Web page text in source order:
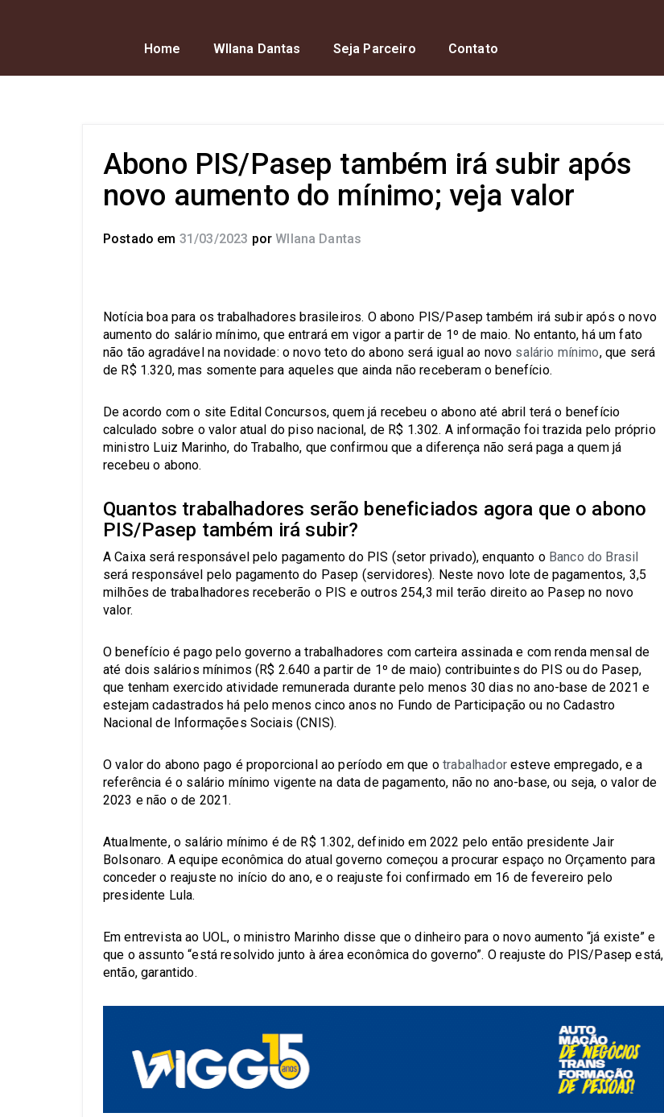
Home Wllana Dantas Seja Parceiro Contato
Abono PIS/Pasep também irá subir após
novo aumento do mínimo; veja valor
Postado em 31/03/2023 por Wllana Dantas
Notícia boa para os trabalhadores brasileiros. O abono PIS/Pasep também irá subir após o novo
aumento do salário mínimo, que entrará em vigor a partir de 1º de maio. No entanto, há um fato
não tão agradável na novidade: o novo teto do abono será igual ao novo salário mínimo, que será
de R$ 1.320, mas somente para aqueles que ainda não receberam o benefício.
De acordo com o site Edital Concursos, quem já recebeu o abono até abril terá o benefício
calculado sobre o valor atual do piso nacional, de R$ 1.302. A informação foi trazida pelo próprio
ministro Luiz Marinho, do Trabalho, que confirmou que a diferença não será paga a quem já
recebeu o abono.
Quantos trabalhadores serão beneficiados agora que o abono
PIS/Pasep também irá subir?
A Caixa será responsável pelo pagamento do PIS (setor privado), enquanto o Banco do Brasil
será responsável pelo pagamento do Pasep (servidores). Neste novo lote de pagamentos, 3,5
milhões de trabalhadores receberão o PIS e outros 254,3 mil terão direito ao Pasep no novo
valor.
O benefício é pago pelo governo a trabalhadores com carteira assinada e com renda mensal de
até dois salários mínimos (R$ 2.640 a partir de 1º de maio) contribuintes do PIS ou do Pasep,
que tenham exercido atividade remunerada durante pelo menos 30 dias no ano-base de 2021 e
estejam cadastrados há pelo menos cinco anos no Fundo de Participação ou no Cadastro
Nacional de Informações Sociais (CNIS).
O valor do abono pago é proporcional ao período em que otrabalhadoresteve empregado, e a
referência é o salário mínimo vigente na data de pagamento, não no ano-base, ou seja, o valor de
2023 e não o de 2021.
Atualmente, o salário mínimo é de R$ 1.302, definido em 2022 pelo então presidente Jair
Bolsonaro. A equipe econômica do atual governo começou a procurar espaço no Orçamento para
conceder o reajuste no início do ano, e o reajuste foi confirmado em 16 de fevereiro pelo
presidente Lula.
Em entrevista ao UOL, o ministro Marinho disse que o dinheiro para o novo aumento “já existe” e
que o assunto “está resolvido junto à área econômica do governo”. O reajuste do PIS/Pasep está,
então, garantido.